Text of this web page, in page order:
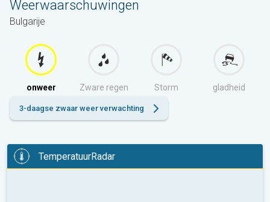
Weerwaarschuwingen
Bulgarije
onweer Zware regen Storm gladheid
3-daagse zwaar weer verwachting
TemperatuurRadar